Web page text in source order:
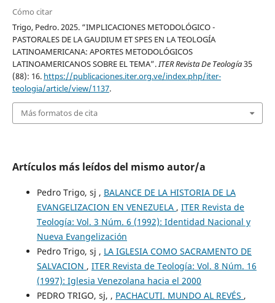
Cómo citar
Trigo, Pedro. 2025. “IMPLICACIONES METODOLÓGICO -
PASTORALES DE LA GAUDIUM ET SPES EN LA TEOLOGÍA
LATINOAMERICANA: APORTES METODOLÓGICOS
LATINOAMERICANOS SOBRE EL TEMA”.ITER Revista De Teología35
(88): 16. https://publicaciones.iter.org.ve/index.php/iter-
teologia/article/view/1137.
Más formatos de cita
Artículos más leídos del mismo autor/a
Pedro Trigo, sj , BALANCE DE LA HISTORIA DE LA
EVANGELIZACION EN VENEZUELA , ITER Revista de
Teología: Vol. 3 Núm. 6 (1992): Identidad Nacional y
Nueva Evangelización
Pedro Trigo, sj , LA IGLESIA COMO SACRAMENTO DE
SALVACION , ITER Revista de Teología: Vol. 8 Núm. 16
(1997): Iglesia Venezolana hacia el 2000
PEDRO TRIGO, sj, , PACHACUTI. MUNDO AL REVÉS ,